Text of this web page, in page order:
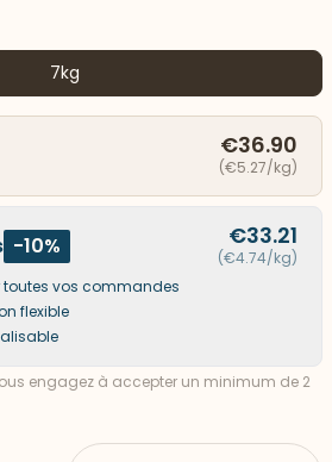
7kg
€36.90
(€5.27/kg)
-10% €33.21
(€4.74/kg)
toutes vos commandes
flexible
engagez à accepter un minimum de 2